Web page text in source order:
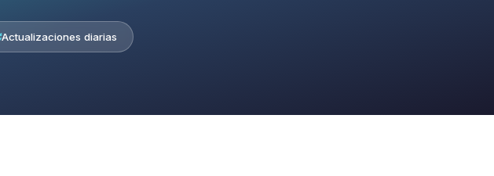
Actualizaciones diarias